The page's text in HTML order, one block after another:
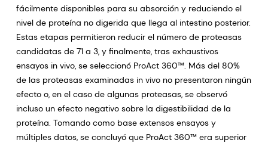
fácilmente disponibles para su absorción y reduciendo el
nivel de proteína no digerida que llega al intestino posterior.
Estas etapas permitieron reducir el número de proteasas
candidatas de 71 a 3, y finalmente, tras exhaustivos
ensayos in vivo, se seleccionó ProAct 360™. Más del 80%
de las proteasas examinadas in vivo no presentaron ningún
efecto o, en el caso de algunas proteasas, se observó
incluso un efecto negativo sobre la digestibilidad de la
proteína. Tomando como base extensos ensayos y
múltiples datos, se concluyó que ProAct 360™ era superior